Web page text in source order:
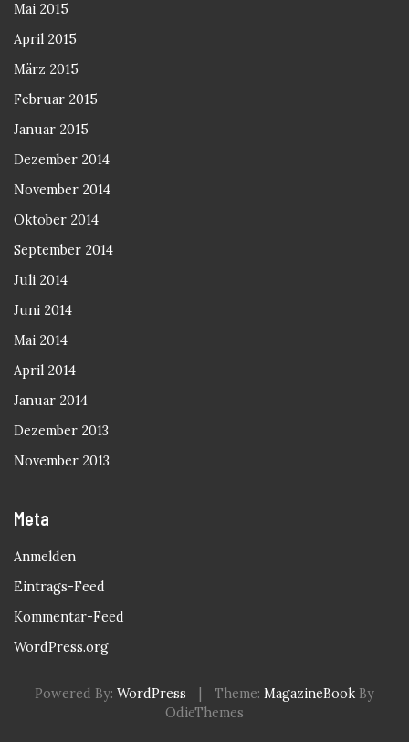
Mai 2015
April 2015
März 2015
Februar 2015
Januar 2015
Dezember 2014
November 2014
Oktober 2014
September 2014
Juli 2014
Juni 2014
Mai 2014
April 2014
Januar 2014
Dezember 2013
November 2013
Meta
Anmelden
Eintrags-Feed
Kommentar-Feed
WordPress.org
Powered By: WordPress Theme: MagazineBook By
OdieThemes